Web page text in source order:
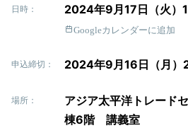
日時： 2024年9月17日（火）
Googleカレンダーに追加
申込締切： 2024年9月16日（月
場所：
アジア太平洋トレード
棟6階 講義室